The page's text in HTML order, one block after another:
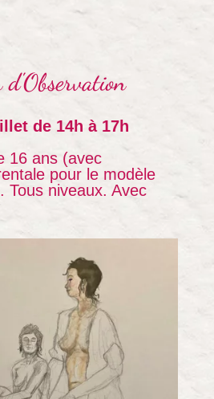
d'Observation
de 14h à 17h
16 ans (avec
pour le modèle
Tous niveaux. Avec